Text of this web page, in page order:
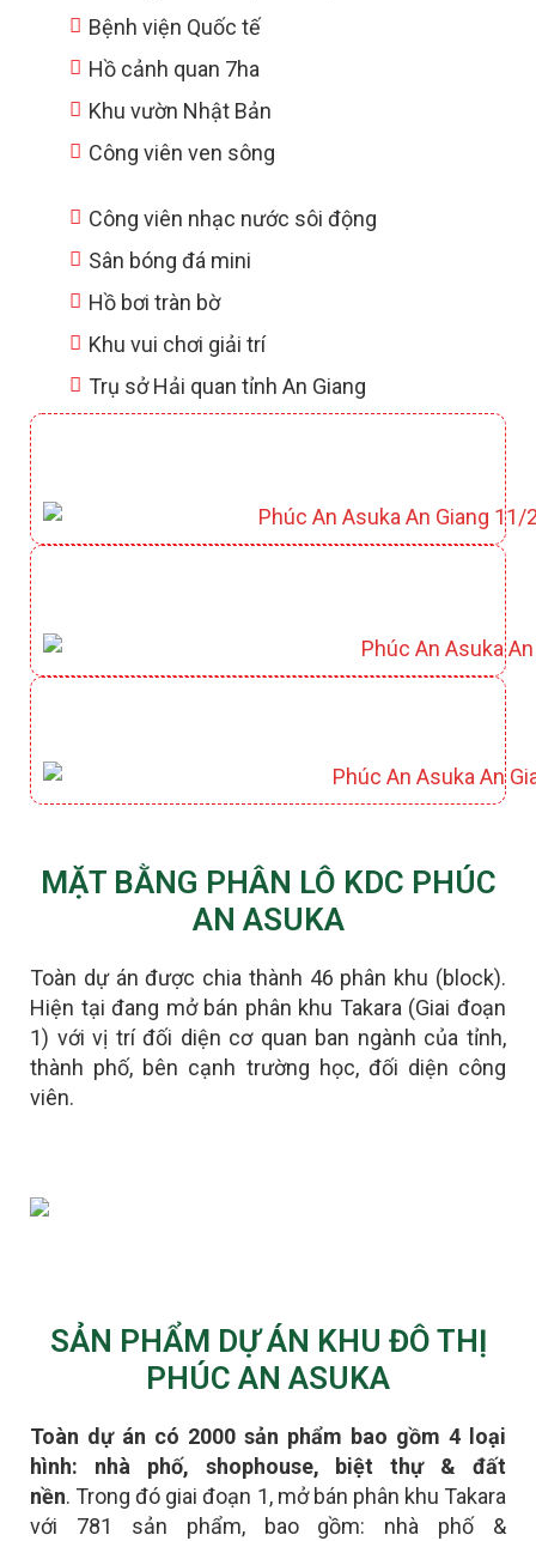
Bệnh viện Quốc tế
Hồ cảnh quan 7ha
Khu vườn Nhật Bản
Công viên ven sông
Công viên nhạc nước sôi động
Sân bóng đá mini
Hồ bơi tràn bờ
Khu vui chơi giải trí
Trụ sở Hải quan tỉnh An Giang
MẶT BẰNG PHÂN LÔ KDC PHÚC
AN ASUKA
Toàn dự án được chia thành 46 phân khu (block).
Hiện tại đang mở bán phân khu Takara (Giai đoạn
1) với vị trí đối diện cơ quan ban ngành của tỉnh,
thành phố, bên cạnh trường học, đối diện công
viên.
SẢN PHẨM DỰ ÁN KHU ĐÔ THỊ
PHÚC AN ASUKA
Toàn dự án có 2000 sản phẩm bao gồm 4 loại
hình: nhà phố, shophouse, biệt thự & đất
nền. Trong đó giai đoạn 1, mở bán phân khu Takara
với 781 sản phẩm, bao gồm: nhà phố &